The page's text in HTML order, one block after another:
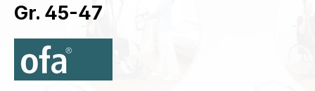
Gr. 45-47